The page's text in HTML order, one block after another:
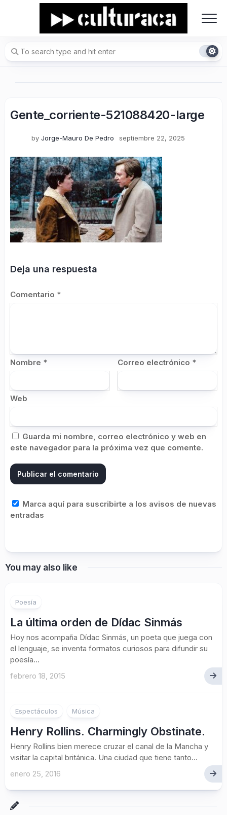
Gente_corriente-521088420-large
by Jorge-Mauro De Pedro septiembre 22, 2025
Deja una respuesta
Comentario *
Nombre * Correo electrónico *
Web
Guarda mi nombre, correo electrónico y web en
este navegador para la próxima vez que comente.
Marca aquí para suscribirte a los avisos de nuevas
entradas
You may also like
Poesía
La última orden de Dídac Sinmás
Hoy nos acompaña Dídac Sinmás, un poeta que juega con
el lenguaje, se inventa formatos curiosos para difundir su
poesía...
febrero 18, 2015
Espectáculos Música
Henry Rollins. Charmingly Obstinate.
Henry Rollins bien merece cruzar el canal de la Mancha y
visitar la capital británica. Una ciudad que tiene tanto...
enero 25, 2016